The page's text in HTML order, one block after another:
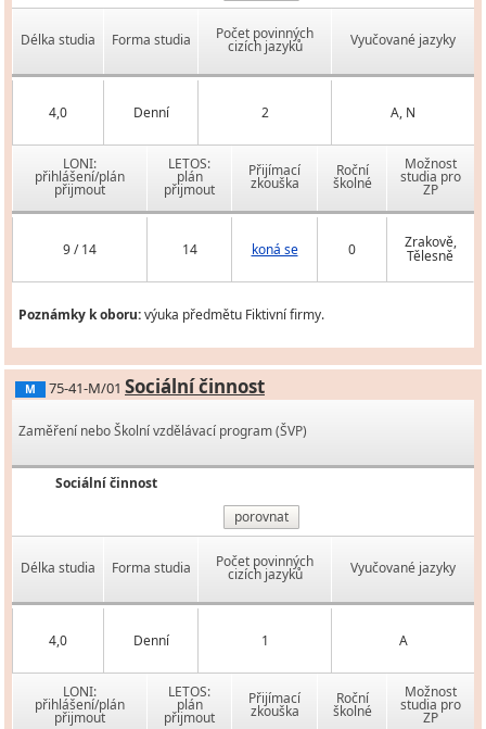
Délka studia Forma studia Počet povinných
cizích jazyků Vyučované jazyky
4,0 Denní 2 A, N
LONI:
přihlášení/plán
přijmout
LETOS:
plán
přijmout
Přijímací
zkouška
Roční
školné
Možnost
studia pro
ZP
9 / 14 14 koná se 0 Zrakově,
Tělesně
Poznámky k oboru:výuka předmětu Fiktivní firmy.
M 75-41-M/01 Sociální činnost
Zaměření nebo Školní vzdělávací program (ŠVP)
Sociální činnost
porovnat
Délka studia Forma studia Počet povinných
cizích jazyků Vyučované jazyky
4,0 Denní 1 A
LONI:
přihlášení/plán
přijmout
LETOS:
plán
přijmout
Přijímací
zkouška
Roční
školné
Možnost
studia pro
ZP